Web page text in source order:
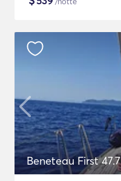
Beneteau First 47.7